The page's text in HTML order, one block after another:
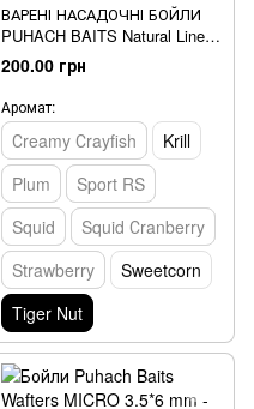
ВАРЕНІ НАСАДОЧНІ БОЙЛИ
PUHACH BAITS Natural Line
Shelf Life Boilies 12/14 mm -
Tiger Nut
200.00 грн
Аромат:
Сreamy Сrayfish
Krill
Plum
Sport RS
Squid
Squid Сranberry
Strawberry
Sweetcorn
Tiger Nut